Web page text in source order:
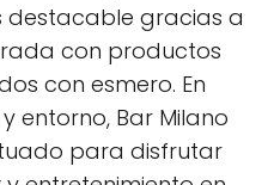
destacable gracias a
con productos
con esmero. En
entorno, Bar Milano
para disfrutar